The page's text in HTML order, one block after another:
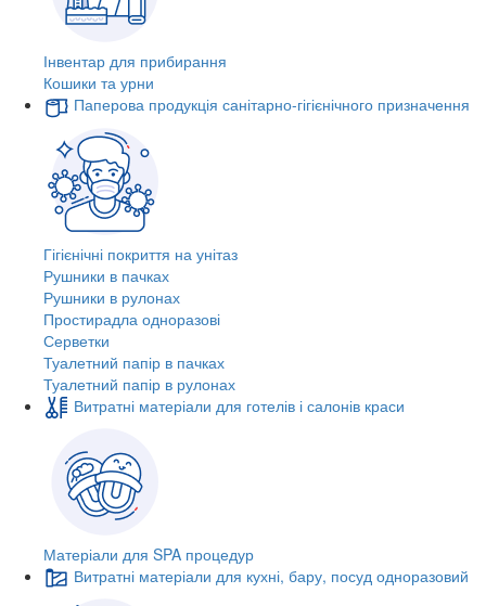
Інвентар для прибирання
Кошики та урни
Паперова продукція санітарно-гігієнічного призначення
Гігієнічні покриття на унітаз
Рушники в пачках
Рушники в рулонах
Простирадла одноразові
Серветки
Туалетний папір в пачках
Туалетний папір в рулонах
Витратні матеріали для готелів і салонів краси
Матеріали для SPA процедур
Витратні матеріали для кухні, бару, посуд одноразовий